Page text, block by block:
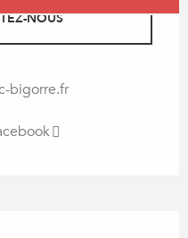
NOUS
bigorre.fr